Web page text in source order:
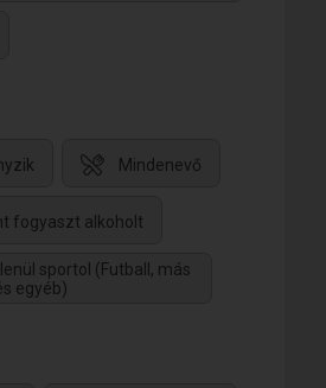
Mindenevő
fogyaszt alkoholt
sportol (Futball, más
egyéb)